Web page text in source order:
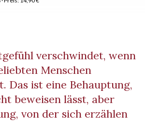
verschwindet, wenn
Menschen
Das ist eine Behauptung,
beweisen lässt, aber
von der sich erzählen